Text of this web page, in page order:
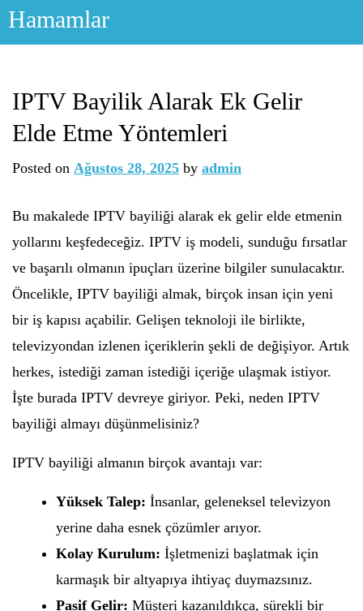
Skip
Hamamlar
IPTV Bayilik Alarak Ek Gelir
Elde Etme Yöntemleri
Posted on Ağustos 28, 2025 by admin
Bu makalede IPTV bayiliği alarak ek gelir elde etmenin
yollarını keşfedeceğiz. IPTV iş modeli, sunduğu fırsatlar
ve başarılı olmanın ipuçları üzerine bilgiler sunulacaktır.
Öncelikle, IPTV bayiliği almak, birçok insan için yeni
bir iş kapısı açabilir. Gelişen teknoloji ile birlikte,
televizyondan izlenen içeriklerin şekli de değişiyor. Artık
herkes, istediği zaman istediği içeriğe ulaşmak istiyor.
İşte burada IPTV devreye giriyor. Peki, neden IPTV
bayiliği almayı düşünmelisiniz?
IPTV bayiliği almanın birçok avantajı var:
Yüksek Talep: İnsanlar, geleneksel televizyon
yerine daha esnek çözümler arıyor.
Kolay Kurulum: İşletmenizi başlatmak için
karmaşık bir altyapıya ihtiyaç duymazsınız.
Pasif Gelir: Müşteri kazanıldıkça, sürekli bir